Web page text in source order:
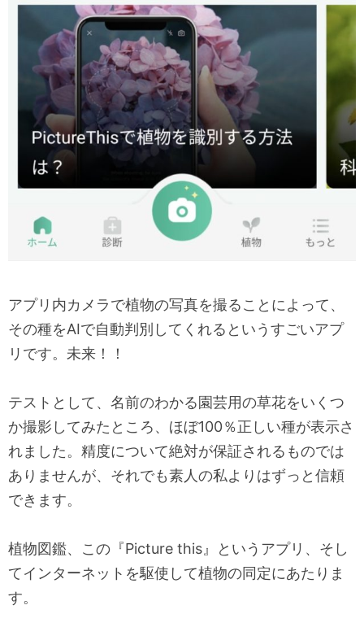
アプリ内カメラで植物の写真を撮ることによって、
その種をAIで自動判別してくれるというすごいアプ
リです。未来！！
テストとして、名前のわかる園芸用の草花をいくつ
か撮影してみたところ、ほぼ100％正しい種が表示さ
れました。精度について絶対が保証されるものでは
ありませんが、それでも素人の私よりはずっと信頼
できます。
植物図鑑、この『Picture this』というアプリ、そし
てインターネットを駆使して植物の同定にあたりま
す。